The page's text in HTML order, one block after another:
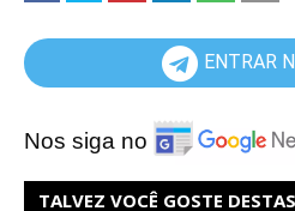
ENTRAR
Nos siga no
TALVEZ VOCÊ GOSTE